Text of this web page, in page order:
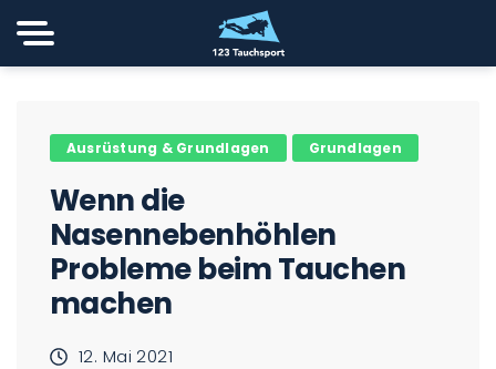
Ausrüstung & Grundlagen Grundlagen
Wenn die
Nasennebenhöhlen
Probleme beim Tauchen
machen
12. Mai 2021